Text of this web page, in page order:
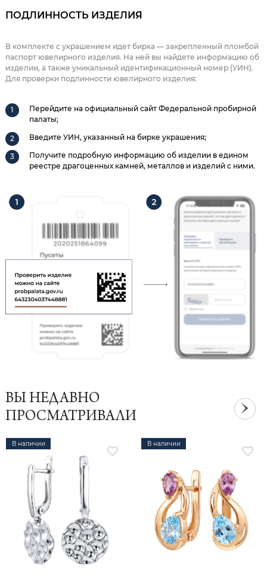
ПОДЛИННОСТЬ ИЗДЕЛИЯ
В комплекте с украшением идет бирка — закрепленный пломбой
паспорт ювелирного изделия. На ней вы найдете информацию об
изделии, а также уникальный идентификационный номер (УИН).
Для проверки подлинности ювелирного изделия:
Перейдите на официальный сайт Федеральной пробирной
палаты;
Введите УИН, указанный на бирке украшения;
Получите подробную информацию об изделии в едином
реестре драгоценных камней, металлов и изделий с ними.
ВЫ НЕДАВНО
ПРОСМАТРИВАЛИ
В наличии В наличии